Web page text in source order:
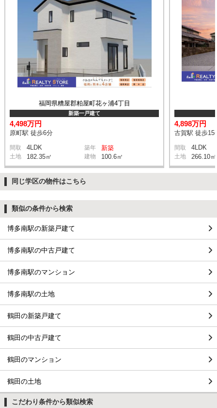
福岡県糟屋郡粕屋町花ヶ浦4丁目
新築一戸建て
4,498万円
原町駅 徒歩6分
間取 4LDK 築年 新築
土地 182.35㎡ 建物 100.6㎡
4,898万円
古賀駅 徒歩15
間取 4LDK
土地 266.10㎡
同じ学区の物件はこちら
類似の条件から検索
博多南駅の新築戸建て
博多南駅の中古戸建て
博多南駅のマンション
博多南駅の土地
鶴田の新築戸建て
鶴田の中古戸建て
鶴田のマンション
鶴田の土地
こだわり条件から類似検索